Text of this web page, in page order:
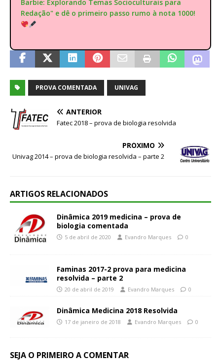
Barbie: Explorando Temas Socioculturais para
Redação" e dê o primeiro passo rumo à nota 1000!
PROVA COMENTADA UNIVAG
ANTERIOR
Fatec 2018 – prova de biologia resolvida
PRÓXIMO
Univag 2014 – prova de biologia resolvida – parte 2
ARTIGOS RELACIONADOS
Dinâmica 2019 medicina – prova de
biologia comentada
5 de abril de 2020 Evandro Marques 0
Faminas 2017-2 prova para medicina
resolvida – parte 2
20 de abril de 2019 Evandro Marques 0
Dinâmica Medicina 2018 Resolvida
17 de janeiro de 2018 Evandro Marques 0
SEJA O PRIMEIRO A COMENTAR